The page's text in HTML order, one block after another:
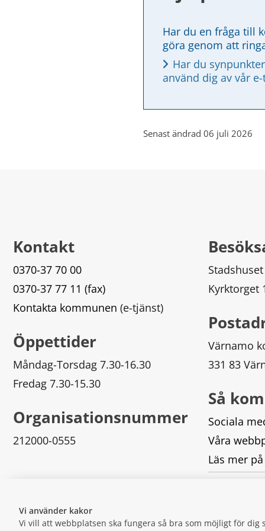
Vi använder kakor
Vi vill att webbplatsen ska fungera så bra som möjligt för
Har du en fråga till
göra genom att
Har du
använd dig av vår
Senast ändrad 06 juli 2026
Kontakt
0370-37 70 00
0370-37 77 11 (fax)
Kontakta kommunen (e-tjänst)
Öppettider
Måndag-Torsdag 7.30-16.30
Fredag 7.30-15.30
Organisationsnummer
212000-0555
Stadshuset
Kyrktorget
Värnamo
331 83
Så
Sociala
Våra
Läs mer